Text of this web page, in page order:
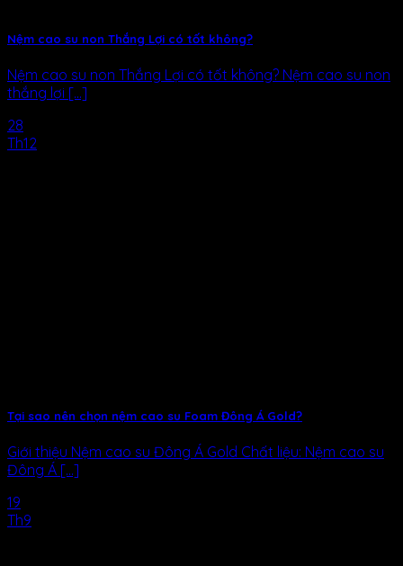
Nệm cao su non Thắng Lợi có tốt không?
Nệm cao su non Thắng Lợi có tốt không? Nệm cao su non
thắng lợi [...]
28
Th12
Tại sao nên chọn nệm cao su Foam Đông Á Gold?
Giới thiệu Nệm cao su Đông Á Gold Chất liệu: Nệm cao su
Đông Á [...]
19
Th9